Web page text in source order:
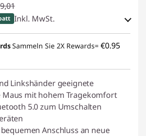
Inkl. MwSt.
:-€ 10,00
Sammeln Sie 2X Rewards= €0.95
Linkshänder geeignete
Maus mit hohem Tragekomfort
5.0 zum Umschalten
Anschluss an neue